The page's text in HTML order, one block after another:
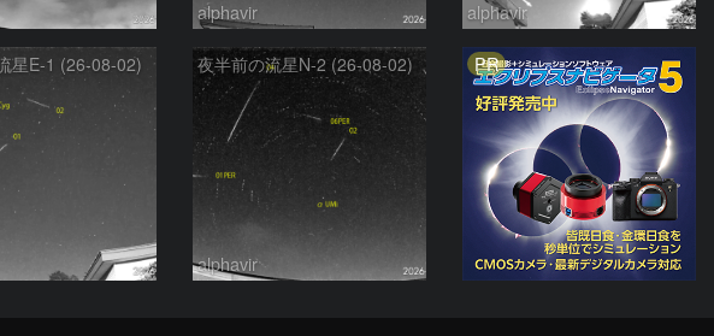
alphavir alphavir
星E-1 (26-08-02) 夜半前の流星N-2 (26-08-02)
alphavir
PR